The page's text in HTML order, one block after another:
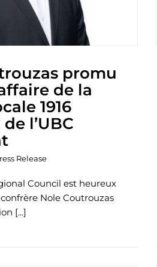
promu
de la
1916
l’UBC
Release
Council est heureux
Nole Coutrouzas
[...]